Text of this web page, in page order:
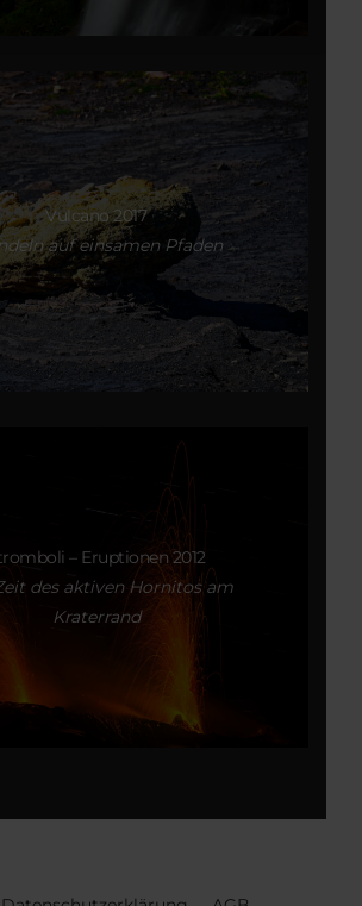
Vulcano 2017
auf einsamen Pfaden
– Eruptionen 2012
des aktiven Hornitos am
Kraterrand